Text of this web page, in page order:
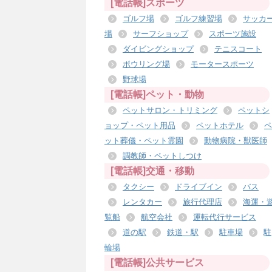
[電話帳]スポーツ
ゴルフ場 ゴルフ練習場
サッカ
場
サーフショップ
スポーツ施設
ダイビングショップ
テニスコート
ボウリング場
モータースポーツ
野球場
[電話帳]ペット・動物
ペットサロン・トリミング
ペットシ
ョップ・ペット用品
ペットホテル
ペ
ット葬儀・ペット霊園
動物病院・獣医師
調教師・ペットしつけ
[電話帳]交通・移動
タクシー ドライブイン
バス
レンタカー
旅行代理店
海運・
覧船
航空会社
運転代行サービス
道の駅
鉄道・駅 駐車場
駐
輪場
[電話帳]公共サービス